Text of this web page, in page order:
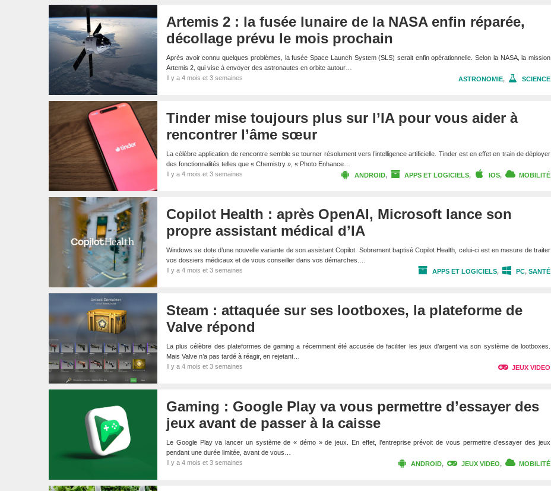
Artemis 2 : la fusée lunaire de la NASA enfin réparée,
décollage prévu le mois prochain
Après avoir connu quelques problèmes, la fusée Space Launch System (SLS) serait enfin opérationnelle. Selon la NASA, la mission
Artemis 2, qui vise à envoyer des astronautes en orbite autour…
Il y a 4 mois et 3 semaines
ASTRONOMIE, SCIENCE
Tinder mise toujours plus sur l’IA pour vous aider à
rencontrer l’âme sœur
La célèbre application de rencontre semble se tourner résolument vers l’intelligence artificielle. Tinder est en effet en train de déployer
des fonctionnalités telles que « Chemistry », « Photo Enhance…
Il y a 4 mois et 3 semaines
ANDROID, APPS ET LOGICIELS, IOS, MOBILITÉ
Copilot Health : après OpenAI, Microsoft lance son
propre assistant médical d’IA
Windows se dote d’une nouvelle variante de son assistant Copilot. Sobrement baptisé Copilot Health, celui-ci est en mesure de traiter
vos dossiers médicaux et de vous conseiller dans vos démarches.…
Il y a 4 mois et 3 semaines
APPS ET LOGICIELS, PC, SANTÉ
Steam : attaquée sur ses lootboxes, la plateforme de
Valve répond
La plus célèbre des plateformes de gaming a récemment été accusée de faciliter les jeux d’argent via son système de lootboxes.
Mais Valve n’a pas tardé à réagir, en rejetant…
Il y a 4 mois et 3 semaines
JEUX VIDEO
Gaming : Google Play va vous permettre d’essayer des
jeux avant de passer à la caisse
Le Google Play va lancer un système de « démo » de jeux. En effet, l’entreprise prévoit de vous permettre d’essayer des jeux
pendant une durée limitée, avant de vous…
Il y a 4 mois et 3 semaines
ANDROID, JEUX VIDEO, MOBILITÉ